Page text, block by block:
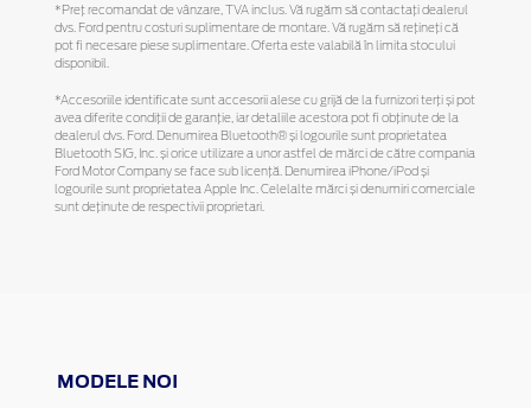
*Preţ recomandat de vânzare, TVA inclus. Vă rugăm să contactaţi dealerul
dvs. Ford pentru costuri suplimentare de montare. Vă rugăm să reţineţi că
pot fi necesare piese suplimentare. Oferta este valabilă în limita stocului
disponibil.
*Accesoriile identificate sunt accesorii alese cu grijă de la furnizori terți și pot
avea diferite condiții de garanție, iar detaliile acestora pot fi obținute de la
dealerul dvs. Ford. Denumirea Bluetooth® și logourile sunt proprietatea
Bluetooth SIG, Inc. și orice utilizare a unor astfel de mărci de către compania
Ford Motor Company se face sub licență. Denumirea iPhone/iPod și
logourile sunt proprietatea Apple Inc. Celelalte mărci și denumiri comerciale
sunt deținute de respectivii proprietari.
MODELE NOI